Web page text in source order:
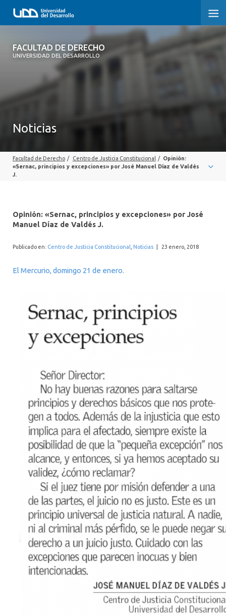
FACULTAD DE DERECHO
UNIVERSIDAD DEL DESARROLLO
FACULTAD DE DERECHO
SOBRE LA FACULTAD
PROFESORES
INTERNACIONAL
Noticias
Facultad de Derecho / Centro de Justicia Constitucional / Opinión:
«Sernac, principios y excepciones» por José Manuel Díaz de Valdés
J.
Opinión: «Sernac, principios y excepciones» por José
Manuel Díaz de Valdés J.
Publicado en: Centro de Justicia Constitucional Noticias 23 enero, 2018
El Mercurio, domingo 21 de enero.